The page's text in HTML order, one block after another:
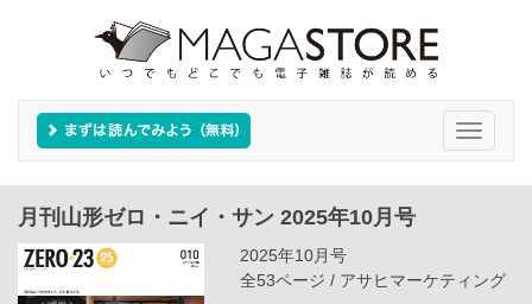
Toggle
月刊山形ゼロ・ニイ・サン 2025年10月号
2025年10月号
全53ページ / アサヒマーケティング